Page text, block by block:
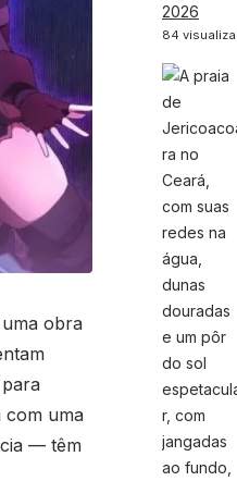
obra
com uma
— têm
2026
84